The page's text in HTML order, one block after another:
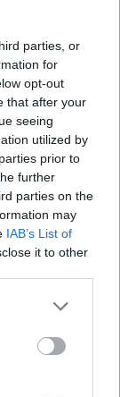
parties, or
for
opt-out
that after your
seeing
utilized by
prior to
further
parties on the
may
IAB’s List of
it to other
more Google
may click to
tags to
Google